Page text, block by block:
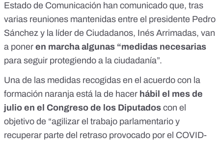
Estado de Comunicación han comunicado que, tras
varias reuniones mantenidas entre el presidente Pedro
Sánchez y la líder de Ciudadanos, Inés Arrimadas, van
a poner en marcha algunas “medidas necesarias
para seguir protegiendo a la ciudadanía”.
Una de las medidas recogidas en el acuerdo con la
formación naranja está la de hacer hábil el mes de
julio en el Congreso de los Diputados con el
objetivo de “agilizar el trabajo parlamentario y
recuperar parte del retraso provocado por el COVID-